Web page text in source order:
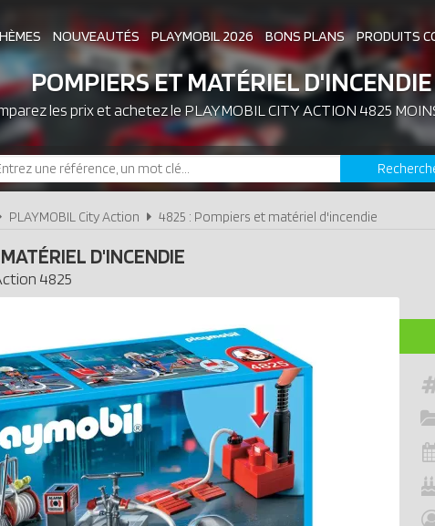
NOUVEAUTÉS PLAYMOBIL 2026 BONS PLANS PRODUITS
ASSOCIATIONS DE FANS EXPOSITIONS
LES PLAYMOBIL LES PLUS CHERS
POMPIERS ET MATÉRIEL D'INCENDIE
les prix et achetez le PLAYMOBIL CITY ACTION 4825
PLAYMOBIL City Action 4825 : Pompiers et matériel d'incendie
D'INCENDIE
4825